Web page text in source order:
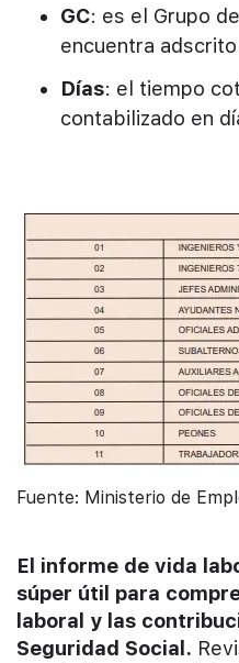
GC: es el Grupo
encuentra
Días: el tiempo
contabilizado en
Fuente: Ministerio de
El informe de vida
súper útil para
laboral y las
Seguridad Social.